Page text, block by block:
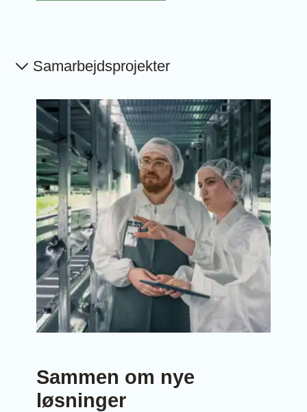
Samarbejdsprojekter
Sammen om nye
løsninger